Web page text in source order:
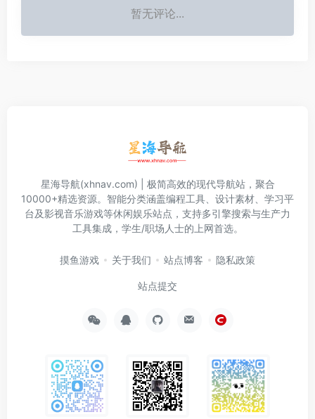
暂无评论...
星海导航(xhnav.com) | 极简高效的现代导航站，聚合
10000+精选资源。智能分类涵盖编程工具、设计素材、学习平
台及影视音乐游戏等休闲娱乐站点，支持多引擎搜索与生产力
工具集成，学生/职场人士的上网首选。
摸鱼游戏 关于我们 站点博客 隐私政策
站点提交